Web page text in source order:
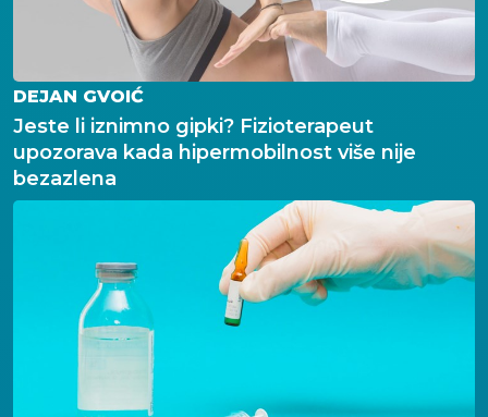
DEJAN GVOIĆ
Jeste li iznimno gipki? Fizioterapeut
upozorava kada hipermobilnost više nije
bezazlena